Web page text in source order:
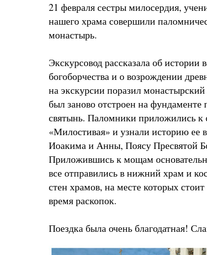
21 февраля сестры милосердия,
нашего храма совершили
монастырь.
Экскурсовод рассказала об
богоборчества и о возрождении
на экскурсии поразил
был заново отстроен на
святынь. Паломники приложились
«Милостивая» и узнали историю ее
Иоакима и Анны, Поясу Пресвятой
Приложившись к мощам
все отправились в нижний храм и
стен храмов, на месте которых
время раскопок.
Поездка была очень благодатная!